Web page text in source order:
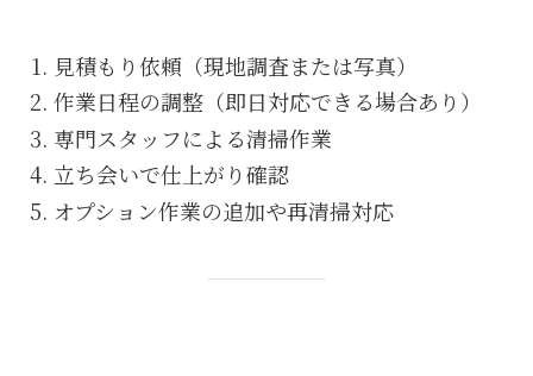
見積もり依頼（現地調査または写真）
作業日程の調整（即日対応できる場合あり）
専門スタッフによる清掃作業
立ち会いで仕上がり確認
オプション作業の追加や再清掃対応